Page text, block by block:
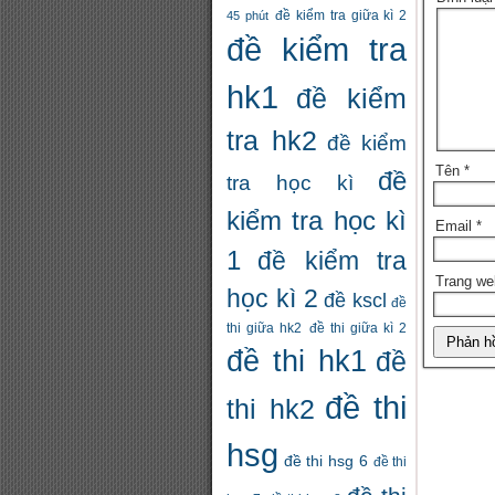
45 phút đề kiểm tra giữa kì 2
đề kiểm tra
hk1
đề kiểm
tra hk2 đề kiểm
tra học kì
đề
kiểm tra học kì
1
đề kiểm tra
học kì 2 đề kscl đề
thi giữa hk2 đề thi giữa kì 2
đề thi hk1 đề
thi hk2 đề thi
hsg đề thi hsg 6 đề thi
Tên*
Email*
Trang